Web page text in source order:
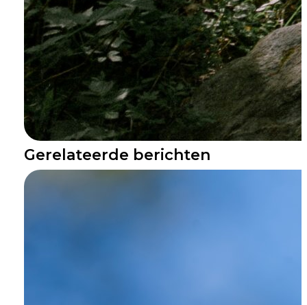
Gerelateerde berichten